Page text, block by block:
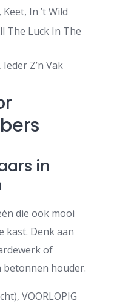
Keet, In ’t Wild
The Luck In The
Z’n Vak
in
die ook mooi
kast. Denk aan
of
betonnen houder.
VOORLOPIG